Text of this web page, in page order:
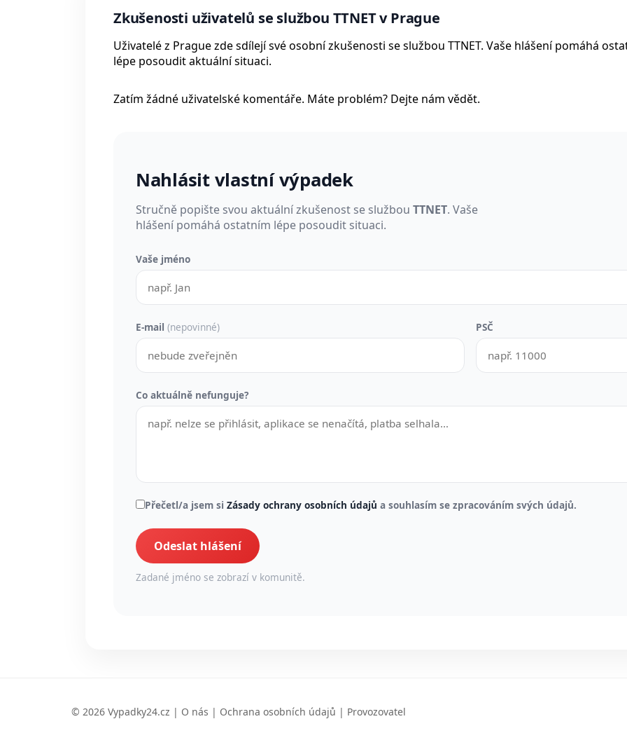
Zkušenosti uživatelů se službou TTNET v Prague
Uživatelé z Prague zde sdílejí své osobní zkušenosti se službou TTNET. Vaše hlášení pomáhá
lépe posoudit aktuální situaci.
Zatím žádné uživatelské komentáře. Máte problém? Dejte nám vědět.
Nahlásit vlastní výpadek
Stručně popište svou aktuální zkušenost se službou TTNET. Vaše
hlášení pomáhá ostatním lépe posoudit situaci.
Vaše jméno
E-mail (nepovinné) PSČ
Co aktuálně nefunguje?
Přečetl/a jsem si Zásady ochrany osobních údajů a souhlasím se zpracováním svých údajů.
Odeslat hlášení
Zadané jméno se zobrazí v komunitě.
© 2026 Vypadky24.cz | O nás | Ochrana osobních údajů | Provozovatel